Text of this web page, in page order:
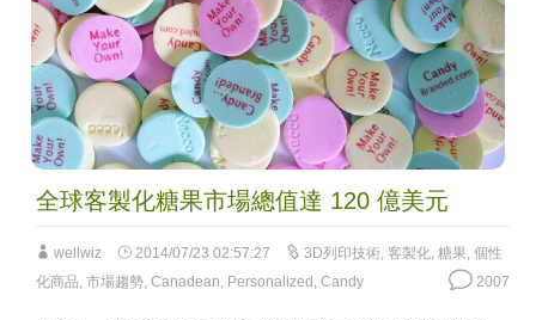
全球客製化糖果市場總值達 120 億美元
wellwiz 2014/07/23 02:57:27 3D列印技術, 客製化, 糖果, 個性
化商品, 市場趨勢, Canadean, Personalized , Candy 2007